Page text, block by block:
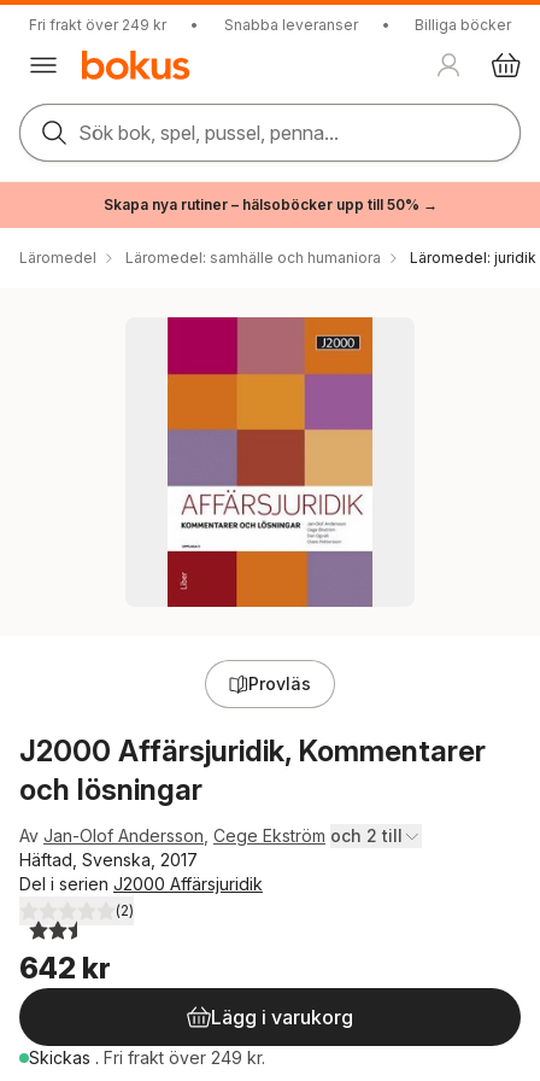
Fri frakt över 249 kr • Snabba leveranser • Billiga böcker
Sök bok, spel, pussel, penna...
Skapa nya rutiner – hälsoböcker upp till 50% →
Läromedel Läromedel: samhälle och humaniora Läromedel: juridik
Provläs
J2000 Affärsjuridik, Kommentarer
och lösningar
Av Jan-Olof Andersson Cege Ekström och 2 till
Häftad, Svenska, 2017
Del i serien J2000 Affärsjuridik
2,5utav 5 stjärnor. Totalt antal röster:
(2)
642 kr
Lägg i varukorg
Skickas . Fri frakt över 249 kr.